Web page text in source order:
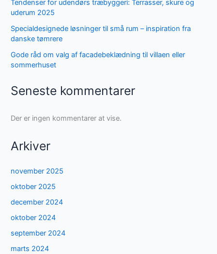
Tendenser for udendørs træbyggeri: Terrasser, skure og
uderum 2025
Specialdesignede løsninger til små rum – inspiration fra
danske tømrere
Gode råd om valg af facadebeklædning til villaen eller
sommerhuset
Seneste kommentarer
Der er ingen kommentarer at vise.
Arkiver
november 2025
oktober 2025
december 2024
oktober 2024
september 2024
marts 2024